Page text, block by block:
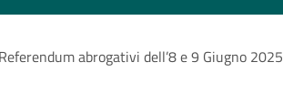
Referendum abrogativi dell’8 e 9 Giugno 2025